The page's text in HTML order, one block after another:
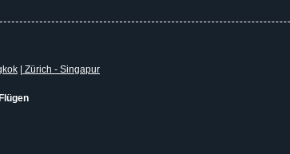
Zürich - Singapur